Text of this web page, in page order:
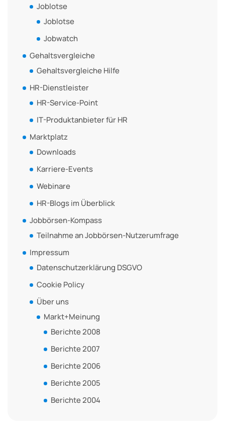
Joblotse
Joblotse
Jobwatch
Gehaltsvergleiche
Gehaltsvergleiche Hilfe
HR-Dienstleister
HR-Service-Point
IT-Produktanbieter für HR
Marktplatz
Downloads
Karriere-Events
Webinare
HR-Blogs im Überblick
Jobbörsen-Kompass
Teilnahme an Jobbörsen-Nutzerumfrage
Impressum
Datenschutzerklärung DSGVO
Cookie Policy
Über uns
Markt+Meinung
Berichte 2008
Berichte 2007
Berichte 2006
Berichte 2005
Berichte 2004